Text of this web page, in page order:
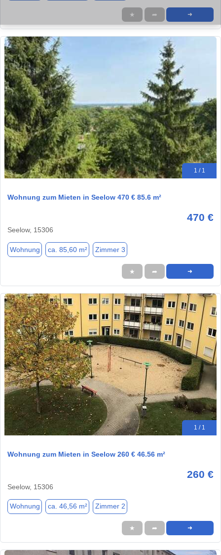
★ ➦ ➜
1 / 1
Wohnung zum Mieten in Seelow 470 € 85.6 m²
470 €
Seelow, 15306
Wohnung ca. 85,60 m² Zimmer 3
★ ➦ ➜
1 / 1
Wohnung zum Mieten in Seelow 260 € 46.56 m²
260 €
Seelow, 15306
Wohnung ca. 46,56 m² Zimmer 2
★ ➦ ➜